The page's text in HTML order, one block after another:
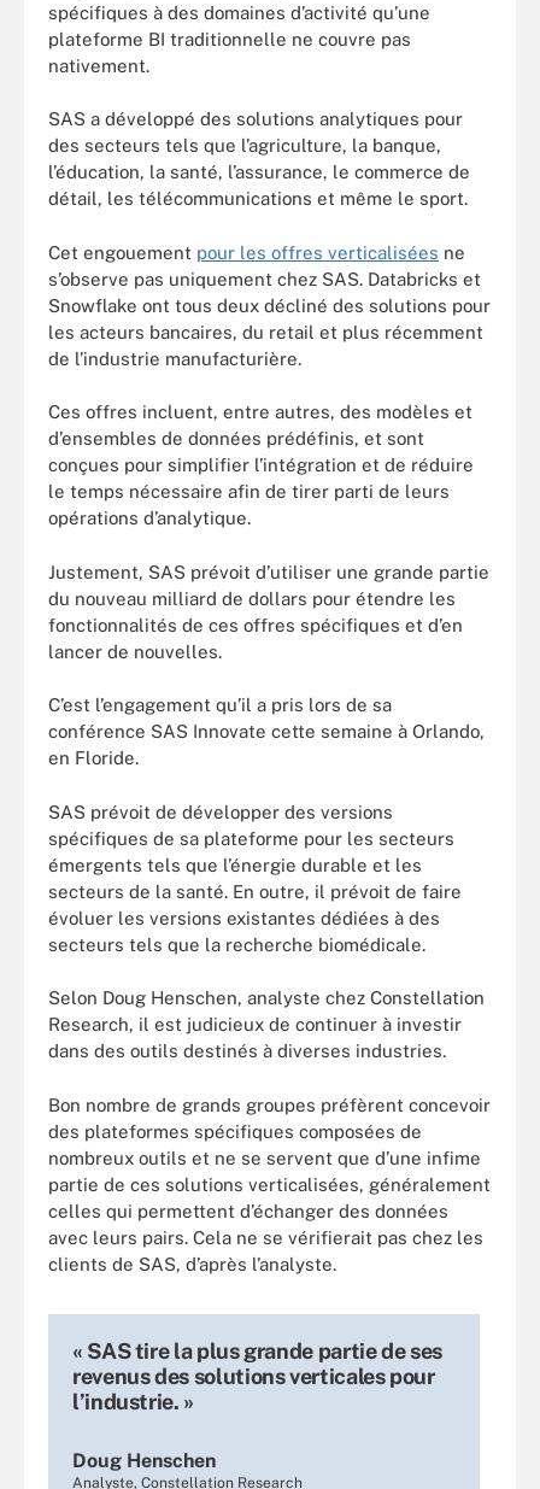
spécifiques à des domaines d’activité qu’une
plateforme BI traditionnelle ne couvre pas
nativement.
SAS a développé des solutions analytiques pour
des secteurs tels que l’agriculture, la banque,
l’éducation, la santé, l’assurance, le commerce de
détail, les télécommunications et même le sport.
Cet engouement pour les offres verticalisées ne
s’observe pas uniquement chez SAS. Databricks et
Snowflake ont tous deux décliné des solutions pour
les acteurs bancaires, du retail et plus récemment
de l’industrie manufacturière.
Ces offres incluent, entre autres, des modèles et
d’ensembles de données prédéfinis, et sont
conçues pour simplifier l’intégration et de réduire
le temps nécessaire afin de tirer parti de leurs
opérations d’analytique.
Justement, SAS prévoit d’utiliser une grande partie
du nouveau milliard de dollars pour étendre les
fonctionnalités de ces offres spécifiques et d’en
lancer de nouvelles.
C’est l’engagement qu’il a pris lors de sa
conférence SAS Innovate cette semaine à Orlando,
en Floride.
SAS prévoit de développer des versions
spécifiques de sa plateforme pour les secteurs
émergents tels que l’énergie durable et les
secteurs de la santé. En outre, il prévoit de faire
évoluer les versions existantes dédiées à des
secteurs tels que la recherche biomédicale.
Selon Doug Henschen, analyste chez Constellation
Research, il est judicieux de continuer à investir
dans des outils destinés à diverses industries.
Bon nombre de grands groupes préfèrent concevoir
des plateformes spécifiques composées de
nombreux outils et ne se servent que d’une infime
partie de ces solutions verticalisées, généralement
celles qui permettent d’échanger des données
avec leurs pairs. Cela ne se vérifierait pas chez les
clients de SAS, d’après l’analyste.
« SAS tire la plus grande partie de ses
revenus des solutions verticales pour
l’industrie. »
Doug Henschen
Analyste, Constellation Research